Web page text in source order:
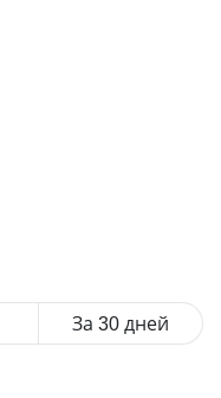
За 30 дней